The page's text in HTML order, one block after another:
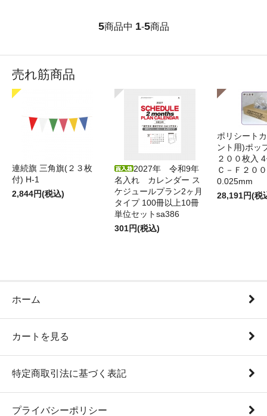
5商品中 1-5商品
売れ筋商品
連続旗 三角旗(２３枚
付) H-1
2,844円(税込)
2027年 令和9年
名入れ カレンダー ス
ケジュールプラン2ヶ月
タイプ 100冊以上10冊
単位セットsa386
301円(税込)
ポリシート
ント用)ポッ
２００枚入
Ｃ－Ｆ２０
0.025mm
28,191円(税
ホーム
カートを見る
特定商取引法に基づく表記
プライバシーポリシー